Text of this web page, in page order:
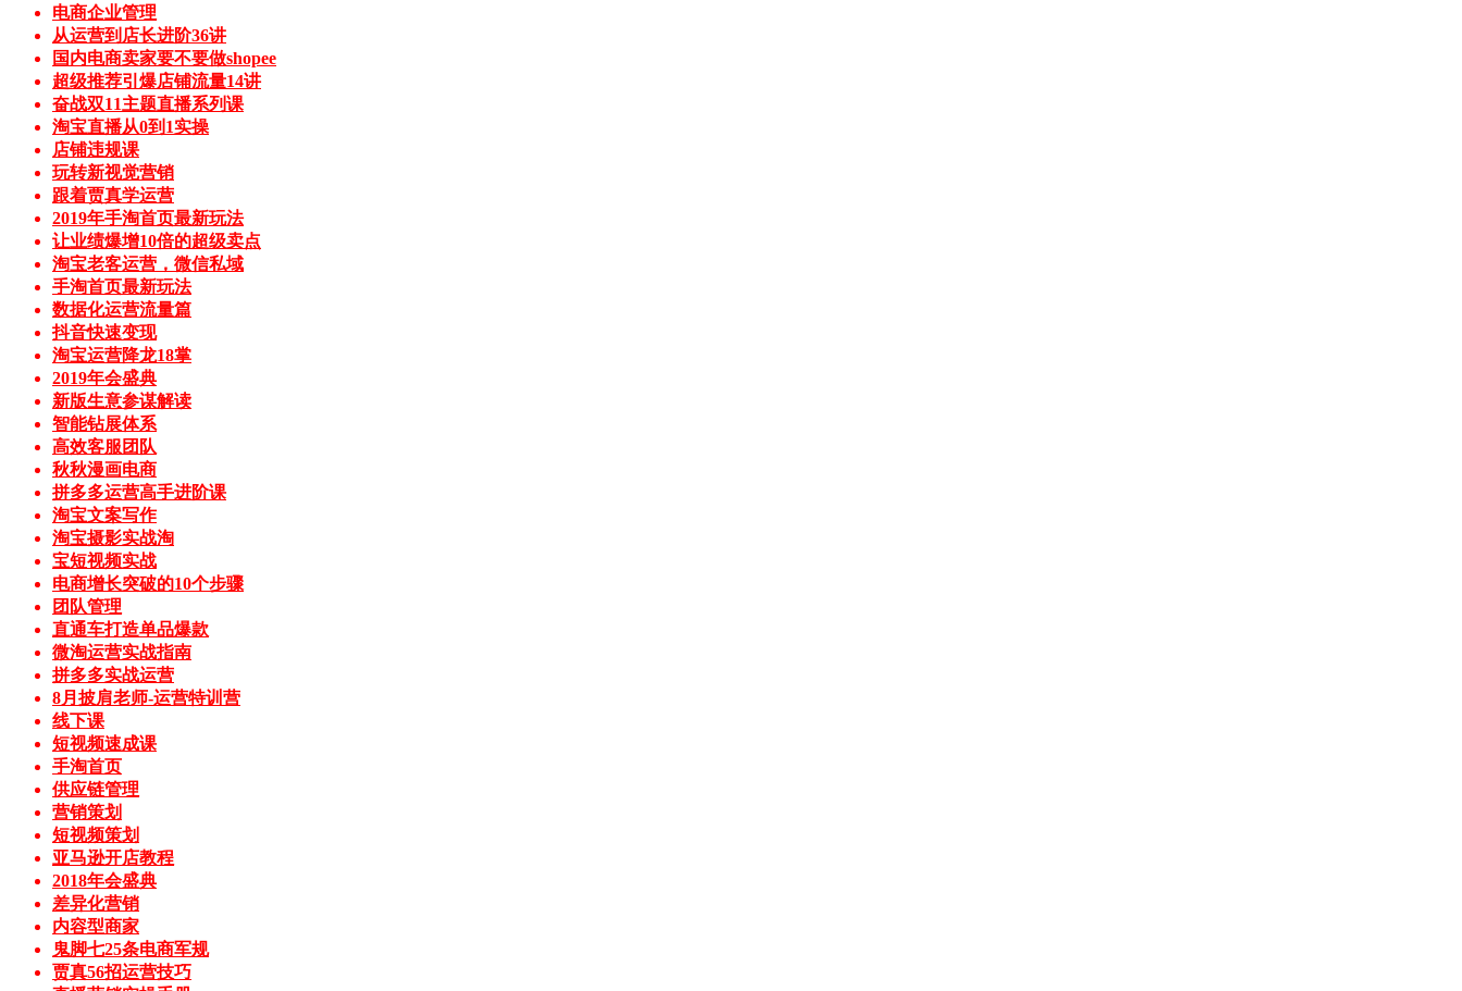
电商企业管理
从运营到店长进阶36讲
国内电商卖家要不要做shopee
超级推荐引爆店铺流量14讲
奋战双11主题直播系列课
淘宝直播从0到1实操
店铺违规课
玩转新视觉营销
跟着贾真学运营
2019年手淘首页最新玩法
让业绩爆增10倍的超级卖点
淘宝老客运营，微信私域
手淘首页最新玩法
数据化运营流量篇
抖音快速变现
淘宝运营降龙18掌
2019年会盛典
新版生意参谋解读
智能钻展体系
高效客服团队
秋秋漫画电商
拼多多运营高手进阶课
淘宝文案写作
淘宝摄影实战淘
宝短视频实战
电商增长突破的10个步骤
团队管理
直通车打造单品爆款
微淘运营实战指南
拼多多实战运营
8月披肩老师-运营特训营
线下课
短视频速成课
手淘首页
供应链管理
营销策划
短视频策划
亚马逊开店教程
2018年会盛典
差异化营销
内容型商家
鬼脚七25条电商军规
贾真56招运营技巧